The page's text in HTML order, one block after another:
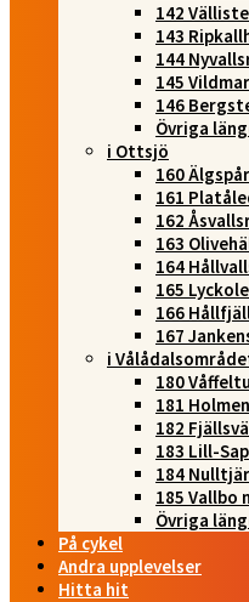
142
143
144
145
146
Övriga
i Ottsjö
160
161
162
163
164
165
166
167
i
180
181
182
183 Lill-
184
185 Vallbo
Övriga
På cykel
Andra upplevelser
Hitta hit